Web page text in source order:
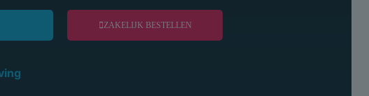
ZAKELIJK BESTELLEN